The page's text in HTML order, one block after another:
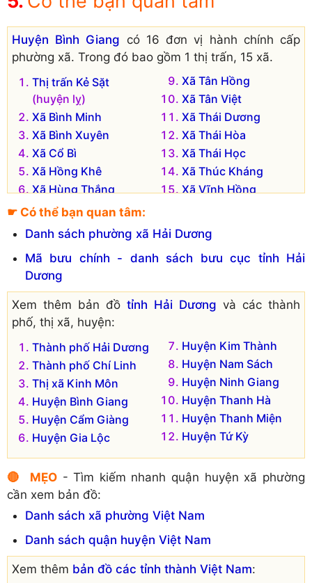
Huyện Bình Giang có 16 đơn vị hành chính cấp
phường xã. Trong đó bao gồm 1 thị trấn, 15 xã.
Thị trấn Kẻ Sặt
(huyện lỵ)
Xã Bình Minh
Xã Bình Xuyên
Xã Cổ Bì
Xã Hồng Khê
Xã Hùng Thắng
Xã Long Xuyên
Xã Nhân Quyền
Xã Tân Hồng
Xã Tân Việt
Xã Thái Dương
Xã Thái Hòa
Xã Thái Học
Xã Thúc Kháng
Xã Vĩnh Hồng
Xã Hưng Thịnh
Xã Tráng Liệt
☛ Có thể bạn quan tâm:
Danh sách phường xã Hải Dương
Mã bưu chính - danh sách bưu cục tỉnh Hải
Dương
Xem thêm bản đồ tỉnh Hải Dương và các thành
phố, thị xã, huyện:
Thành phố Hải Dương
Thành phố Chí Linh
Thị xã Kinh Môn
Huyện Bình Giang
Huyện Cẩm Giàng
Huyện Gia Lộc
Huyện Kim Thành
Huyện Nam Sách
Huyện Ninh Giang
Huyện Thanh Hà
Huyện Thanh Miện
Huyện Tứ Kỳ
🔴 MẸO- Tìm kiếm nhanh quận huyện xã phường
cần xem bản đồ:
Danh sách xã phường Việt Nam
Danh sách quận huyện Việt Nam
Xem thêm bản đồ các tỉnh thành Việt Nam: